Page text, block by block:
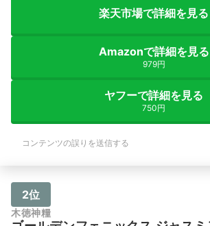
ています。 お米は、封を明けた瞬間か
して、お米は研がなくてもＯＫ！気にな
る方はちょっと水で「すすぐ」だけで良
されているので、はじめての方でも安心
して調理できます。 炊あがりは、ぬか
で、パラッと軽く柔らかい質感。 どの
ンライス」を次のカレーに合わせてみま
せんか？
楽天市場で詳細を見る
Amazonで詳細を見る
979円
ヤフーで詳細を見る
750円
コンテンツの誤りを送信する
2位
木徳神糧